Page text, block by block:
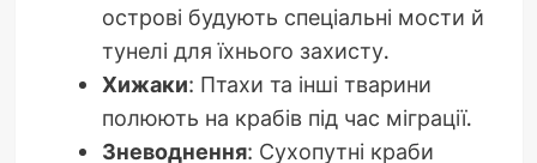
острові будують спеціальні мости й
тунелі для їхнього захисту.
Хижаки: Птахи та інші тварини
полюють на крабів під час міграції.
Зневоднення: Сухопутні краби